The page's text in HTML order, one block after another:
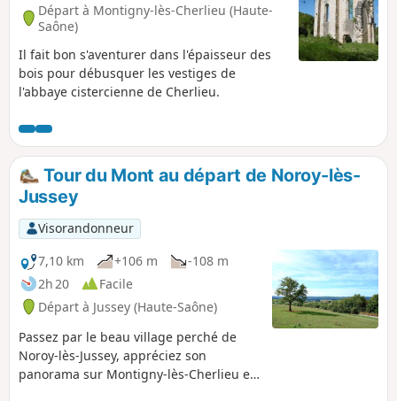
Départ à Montigny-lès-Cherlieu (Haute-
Saône)
Il fait bon s'aventurer dans l'épaisseur des
bois pour débusquer les vestiges de
l'abbaye cistercienne de Cherlieu.
Tour du Mont au départ de Noroy-lès-
Jussey
Visorandonneur
7,10 km
+106 m
-108 m
2h 20
Facile
Départ à Jussey (Haute-Saône)
Passez par le beau village perché de
Noroy-lès-Jussey, appréciez son
panorama sur Montigny-lès-Cherlieu et